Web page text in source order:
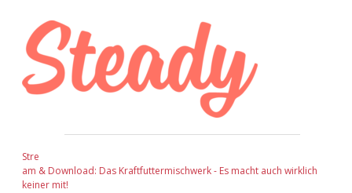
Stre
am & Download: Das Kraftfuttermischwerk - Es macht auch wirklich
keiner mit!